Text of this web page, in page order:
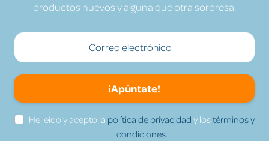
productos nuevos y alguna que otra sorpresa.
¡Apúntate!
He leído y acepto la política de privacidad y lostérminos y
condiciones.